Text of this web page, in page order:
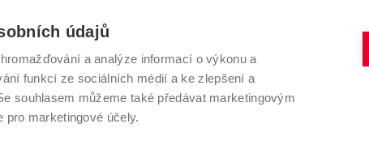
VYSOKÉ UČENÍ TECHNICKÉ V BRNĚ
Antonínská 548/1
602 00 Brno
www.vut.cz
údajů
a analýze informací o výkonu a
funkcí ze sociálních médií a ke zlepšení a
souhlasem můžeme také předávat marketingovým
pro marketingové účely.